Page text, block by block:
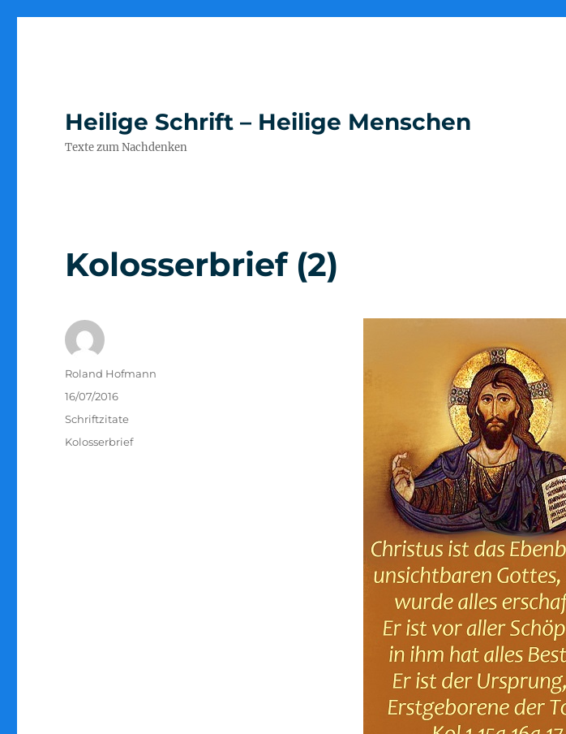
Heilige Schrift – Heilige Menschen
Texte zum Nachdenken
Kolosserbrief (2)
Autor
Roland Hofmann
Veröffentlicht
am
16/07/2016
Kategorien
Schriftzitate
Schlagwörter
Kolosserbrief